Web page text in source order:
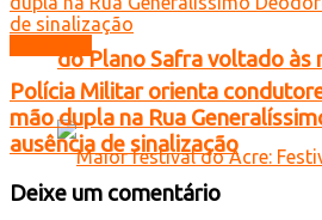
do Plano Safra voltado às
Polícia Militar orienta
mão dupla na Rua
ausência de sinalização
Deixe um comentário